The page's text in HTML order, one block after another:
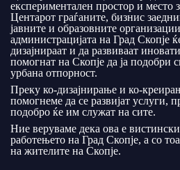
експериментален простор и место
Центарот граѓаните, бизнис
јавните и образовните
администрацијата на Град Скопје
дизајнираат и да развиваат
помогнат на Скопје да ја подобри
урбана отпорност.
Преку ко-дизајнирање и ко-
помогнеме да се развијат услуги,
подобро ќе им служат на сите.
Ние веруваме дека ова е
работењето на Град Скопје, а со
на жителите на Скопје.